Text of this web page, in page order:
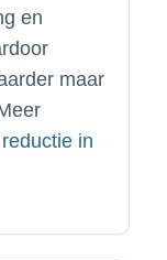
en
maar
reductie in